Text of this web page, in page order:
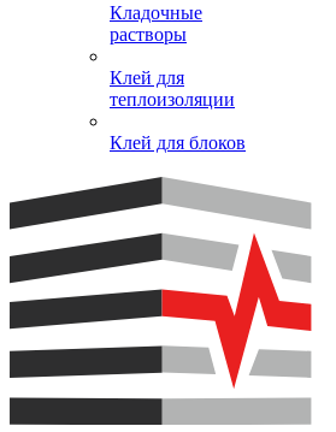
Кладочные
растворы
Клей для
теплоизоляции
Клей для блоков